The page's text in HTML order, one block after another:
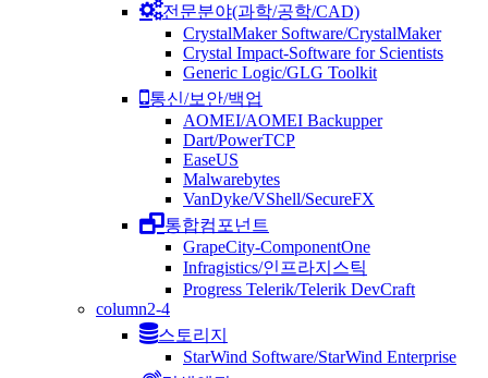
전문분야(과학/공학/CAD)
CrystalMaker Software/CrystalMaker
Crystal Impact-Software for Scientists
Generic Logic/GLG Toolkit
통신/보안/백업
AOMEI/AOMEI Backupper
Dart/PowerTCP
EaseUS
Malwarebytes
VanDyke/VShell/SecureFX
통합컴포넌트
GrapeCity-ComponentOne
Infragistics/인프라지스틱
Progress Telerik/Telerik DevCraft
column2-4
스토리지
StarWind Software/StarWind Enterprise